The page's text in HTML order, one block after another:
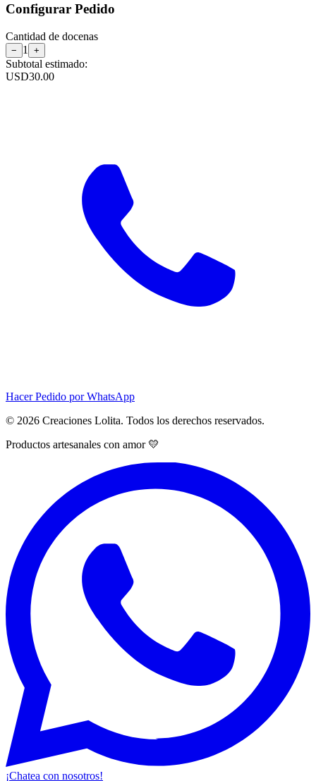
Configurar Pedido
Cantidad de docenas
− 1 +
Subtotal estimado:
USD30.00
Hacer Pedido por WhatsApp
© 2026 Creaciones Lolita. Todos los derechos reservados.
Productos artesanales con amor 💛
¡Chatea con nosotros!